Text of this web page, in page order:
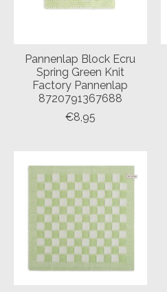
Pannenlap Block Ecru
Spring Green Knit
Factory Pannenlap
8720791367688
€8,95